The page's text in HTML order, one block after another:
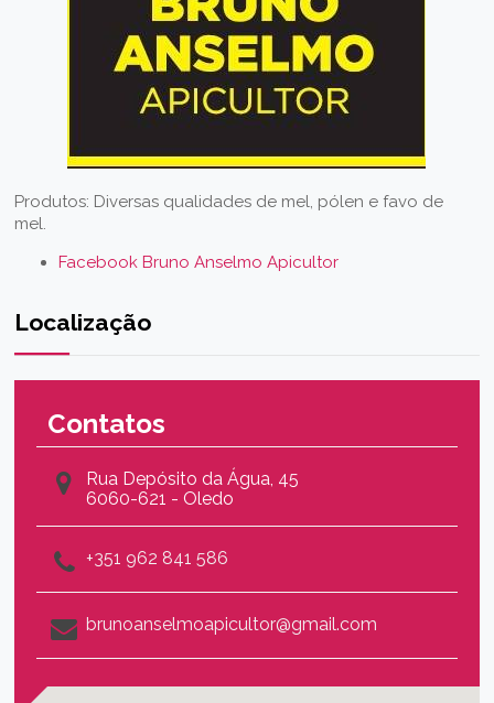
Produtos: Diversas qualidades de mel, pólen e favo de
mel.
Facebook Bruno Anselmo Apicultor
Localização
Contatos
Rua Depósito da Água, 45
6060-621 - Oledo
+351 962 841 586
brunoanselmoapicultor@gmail.com